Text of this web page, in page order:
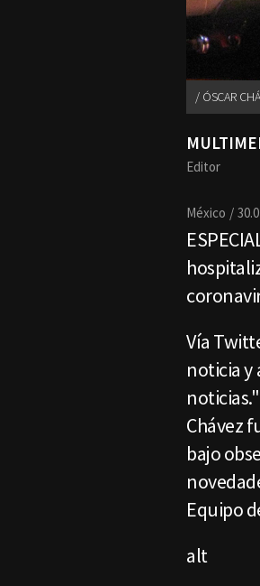
ÓSCAR
Editor
México
Vía
noticia y
Chávez
bajo
Equipo
alt